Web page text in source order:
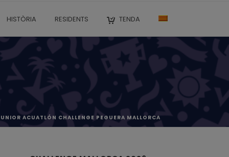
HISTÒRIA RESIDENTS TENDA
ACUATLÓN CHALLENGE PEGUERA MALLORCA